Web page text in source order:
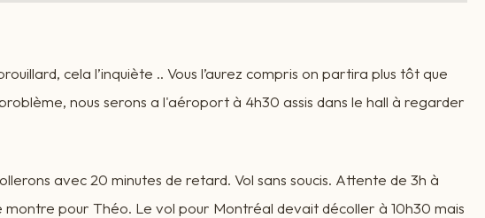
cela l’inquiète .. Vous l’aurez compris on partira plus tôt que
nous serons a l'aéroport à 4h30 assis dans le hall à regarder
avec 20 minutes de retard. Vol sans soucis. Attente de 3h à
pour Théo. Le vol pour Montréal devait décoller à 10h30 mais